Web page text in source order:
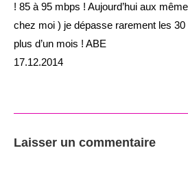
! 85 à 95 mbps ! Aujourd’hui aux
chez moi ) je dépasse rarement les
plus d’un mois ! ABE
17.12.2014
Laisser un commentaire